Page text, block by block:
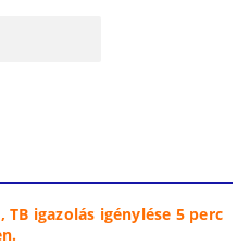
TB igazolás igénylése 5 perc